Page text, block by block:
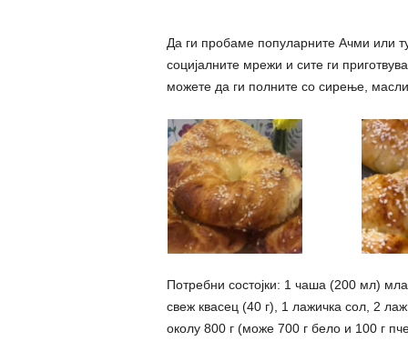
Да ги пробаме популарните Ачми или
социјалните мрежи и сите ги
можете да ги полните со сирење,
Потребни состојки: 1 чаша (200 мл)
свеж квасец (40 г), 1 лажичка сол, 2
околу 800 г (може 700 г бело и 100 г